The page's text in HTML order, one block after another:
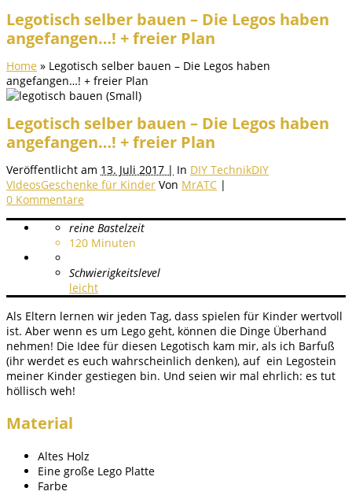
Legotisch selber bauen – Die Legos haben
angefangen…! + freier Plan
Home » Legotisch selber bauen – Die Legos haben
angefangen…! + freier Plan
Legotisch selber bauen – Die Legos haben
angefangen…! + freier Plan
Veröffentlicht am 13. Juli 2017 | In DIY TechnikDIY
VIdeosGeschenke für Kinder Von MrATC |
0 Kommentare
reine Bastelzeit
120 Minuten
Schwierigkeitslevel
leicht
Als Eltern lernen wir jeden Tag, dass spielen für Kinder wertvoll
ist. Aber wenn es um Lego geht, können die Dinge Überhand
nehmen! Die Idee für diesen Legotisch kam mir, als ich Barfuß
(ihr werdet es euch wahrscheinlich denken), auf ein Legostein
meiner Kinder gestiegen bin. Und seien wir mal ehrlich: es tut
höllisch weh!
Material
Altes Holz
Eine große Lego Platte
Farbe